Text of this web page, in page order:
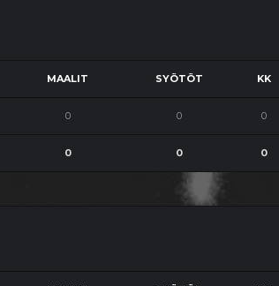
MAALIT SYÖTÖT KK
0 0 0
0 0 0